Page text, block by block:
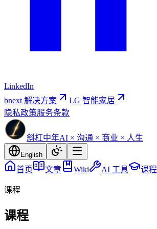
LinkedIn
bnext 解决方案
LG 智能家居
隐私政策服务条款
斜杠中年AI × 沟通 × 商业 × 人生
English
首页 文章 Wiki AI 工具 课程
课程
课程